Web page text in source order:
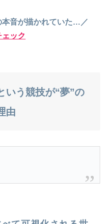
本音が描かれていた…／
ック
いう競技が“夢”の
由